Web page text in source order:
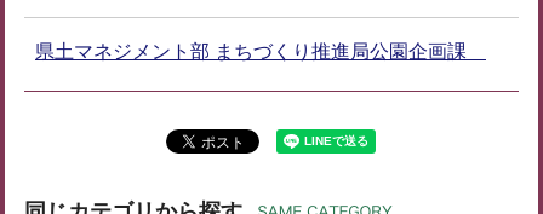
県土マネジメント部 まちづくり推進局公園企画課